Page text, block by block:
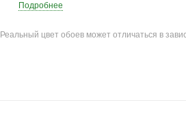
Подробнее
Реальный цвет обоев может отличаться в